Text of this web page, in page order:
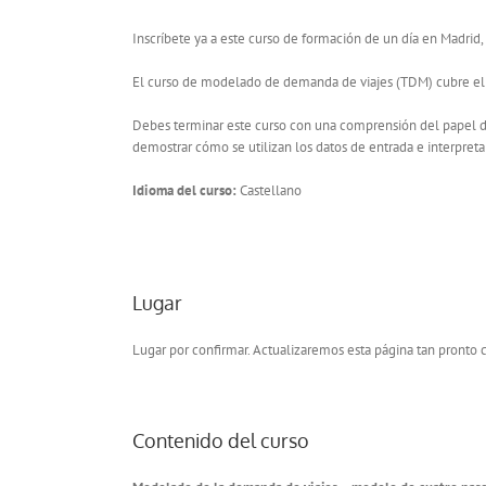
Inscríbete ya a este curso de formación de un día en
El curso de modelado de demanda de viajes (TDM) cubre
Debes terminar este curso con una comprensión del
demostrar cómo se utilizan los datos de entrada e
Idioma del curso: Castellano
Lugar
Lugar por confirmar. Actualizaremos esta página tan
Contenido del curso